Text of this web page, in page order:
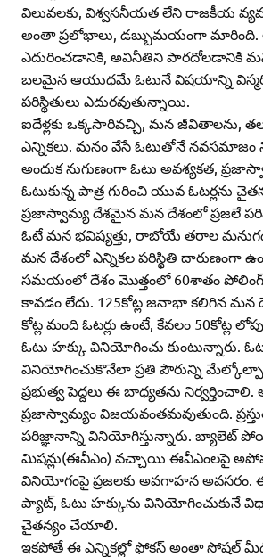
విలువలకు, విశ్వసనీయత లేని రాజకీయ
అంతా ప్రలోభాలు, డబ్బుమయంగా
ఎదురించడానికి, అవినీతిని పారదోలడానికి
బలమైన ఆయుధమే ఓటునే విషయాన్ని
పరిస్థితులు ఎదురవుతున్నాయి.
ఐదేళ్లకు ఒక్కసారివచ్చి, మన జీవితాలను,
ఎన్నికలు. మనం వేసే ఓటుతోనే నవసమాజం
అందుక నుగుణంగా ఓటు అవశ్యకత,
ఓటుకున్న పాత్ర గురించి యువ ఓటర్లను
ప్రజాస్వామ్య దేశమైన మన దేశంలో ప్రజలే
ఓటే మన భవిష్యత్తు, రాబోయే తరాల
మన దేశంలో ఎన్నికల పరిస్థితి దారుణంగా
సమయంలో దేశం మొత్తంలో 60శాతం
కావడం లేదు. 125కోట్ల జనాభా కలిగిన మన
కోట్ల మంది ఓటర్లు ఉంటే, కేవలం 50కోట్ల
ఓటు హక్కు వినియోగించు కుంటున్నారు.
వినియోగించుకొనేలా ప్రతి పౌరున్ని
ప్రభుత్వ పెద్దలు ఈ బాధ్యతను
ప్రజాస్వామ్యం విజయవంతమవుతుంది.
పరిజ్ఞానాన్ని వినియోగిస్తున్నారు. బ్యాలెట్‌
మిషన్లు(ఈవీఎం) వచ్చాయి ఈవీఎంలపై
వినియోగంపై ప్రజలకు అవగాహన అవసరం.
ప్యాట్‌, ఓటు హక్కును వినియోగించుకునే
చైతన్యం చేయాలి.
ఇకపోతే ఈ ఎన్నికల్లో ఫోకస్‌ అంతా సోషల్‌